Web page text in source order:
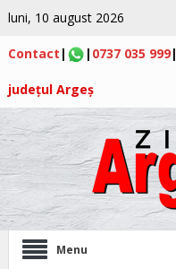
luni, 10 august 2026
Contact | | 0737 035 999|
județul Argeș
Menu